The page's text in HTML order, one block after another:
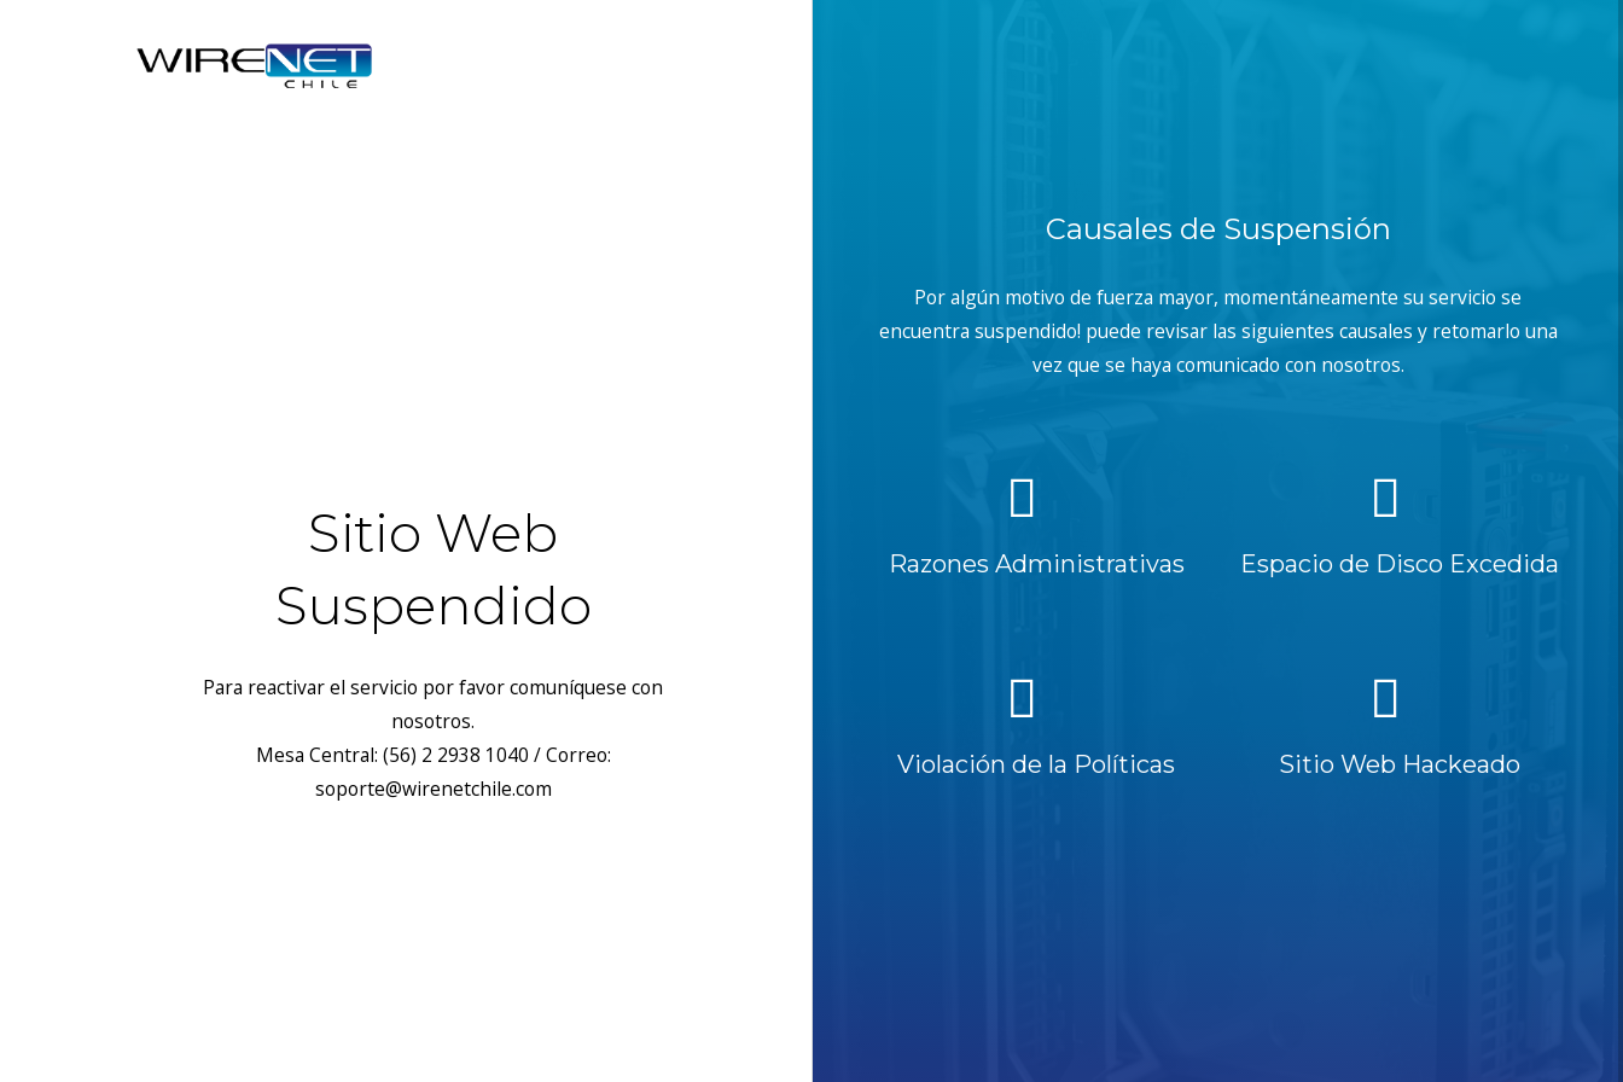
Sitio Web
Suspendido
Para reactivar el servicio por favor comuníquese con
nosotros.
Mesa Central: (56) 2 2938 1040 / Correo:
soporte@wirenetchile.com
Causales de Suspensión
Por algún motivo de fuerza mayor, momentáneamente su servicio se
encuentra suspendido! puede revisar las siguientes causales y retomarlo una
vez que se haya comunicado con nosotros.
Razones Administrativas Espacio de Disco Excedida
Violación de la Políticas Sitio Web Hackeado